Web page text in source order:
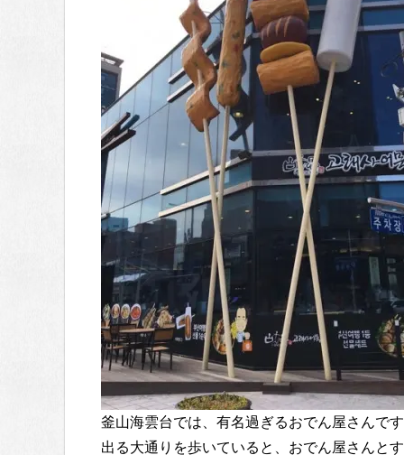
釜山海雲台では、有名過ぎるおでん屋さんで
出る大通りを歩いていると、おでん屋さんと